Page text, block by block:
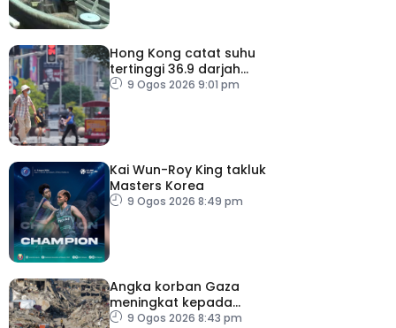
Hong Kong catat suhu
tertinggi 36.9 darjah
celsius
9 Ogos 2026 9:01 pm
Kai Wun-Roy King takluk
Masters Korea
9 Ogos 2026 8:49 pm
Angka korban Gaza
meningkat kepada
73,386 orang
9 Ogos 2026 8:43 pm